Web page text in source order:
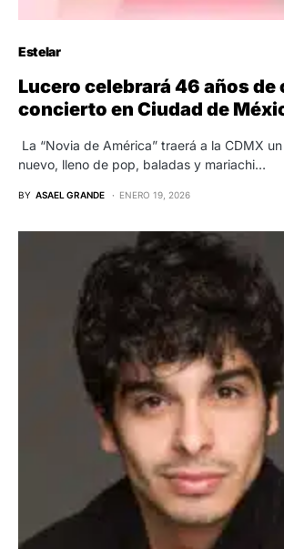
Estelar
Lucero celebrará 46 años de
concierto en Ciudad de
La “Novia de América” traerá a la CDMX
nuevo, lleno de pop, baladas y mariachi…
BY ASAEL GRANDE ENERO 19, 2026